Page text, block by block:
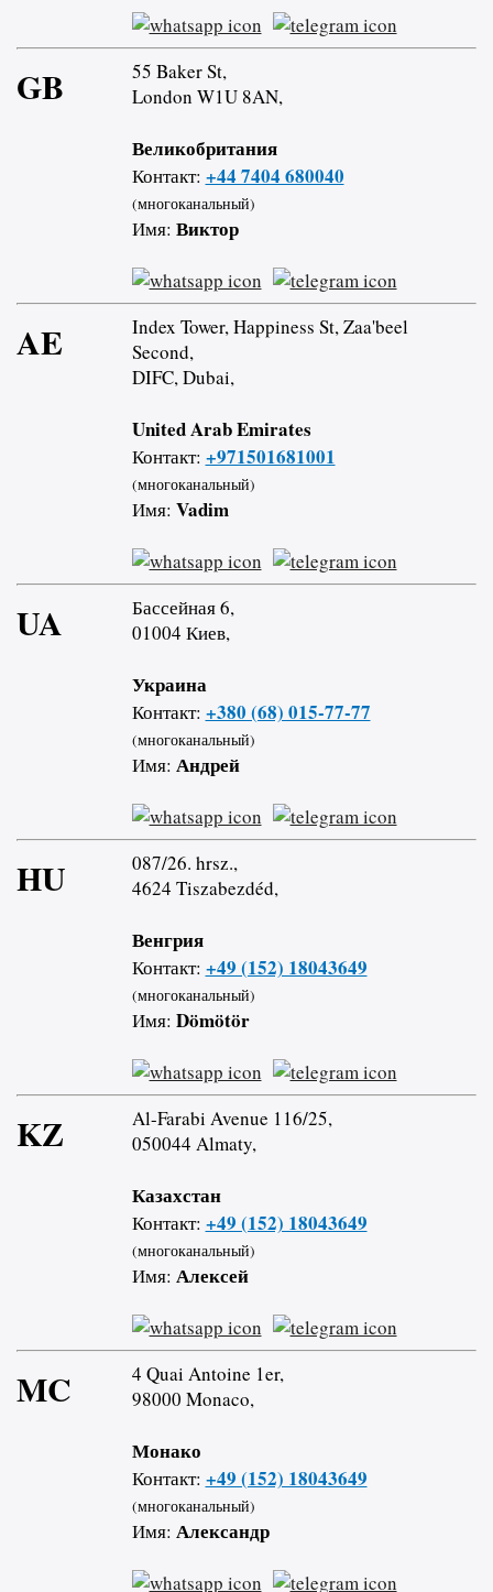
GB
55 Baker St,
London W1U 8AN,
Великобритания
Контакт: +44 7404 680040
(многоканальный)
Имя: Виктор
AE
Index Tower, Happiness St, Zaa'beel
Second,
DIFC, Dubai,
United Arab Emirates
Контакт: +971501681001
(многоканальный)
Имя: Vadim
UA
Бассейная 6,
01004 Киев,
Украина
Контакт: +380 (68) 015-77-77
(многоканальный)
Имя: Андрей
HU
087/26. hrsz.,
4624 Tiszabezdéd,
Венгрия
Контакт: +49 (152) 18043649
(многоканальный)
Имя: Dömötör
KZ
Al-Farabi Avenue 116/25,
050044 Almaty,
Казахстан
Контакт: +49 (152) 18043649
(многоканальный)
Имя: Алексей
MC
4 Quai Antoine 1er,
98000 Monaco,
Монако
Контакт: +49 (152) 18043649
(многоканальный)
Имя: Александр